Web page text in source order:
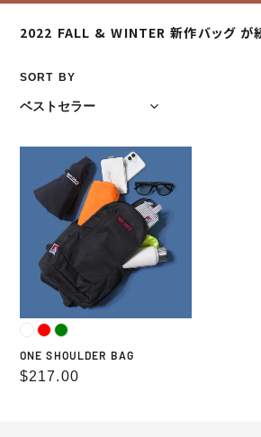
る
ョ
ン
2022 FALL & WINTER 新作バッグ が
SORT BY
SHOULDER
BAG
ONE SHOULDER BAG
通
$217.00